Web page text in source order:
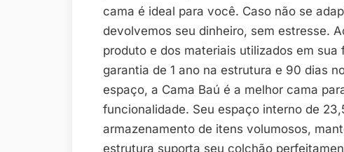
cama é ideal para você. Caso não se
devolvemos seu dinheiro, sem estresse.
produto e dos materiais utilizados em
garantia de 1 ano na estrutura e 90 dias
espaço, a Cama Baú é a melhor cama
funcionalidade. Seu espaço interno de
armazenamento de itens volumosos,
estrutura suporta seu colchão